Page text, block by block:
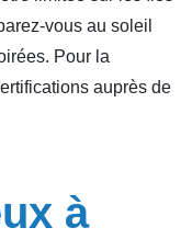
vous au soleil
Pour la
auprès de
à